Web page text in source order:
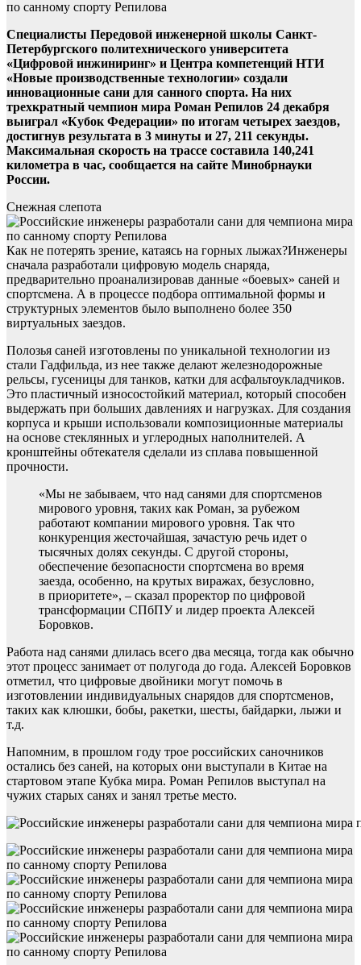
Специалисты Передовой инженерной школы Санкт-
Петербургского политехнического университета
«Цифровой инжиниринг» и Центра компетенций НТИ
«Новые производственные технологии» создали
инновационные сани для санного спорта. На них
трехкратный чемпион мира Роман Репилов 24 декабря
выиграл «Кубок Федерации» по итогам четырех заездов,
достигнув результата в 3 минуты и 27, 211 секунды.
Максимальная скорость на трассе составила 140,241
километра в час, сообщается на сайте Минобрнауки
России.
Снежная слепота
Как не потерять зрение, катаясь на горных лыжах?Инженеры
сначала разработали цифровую модель снаряда,
предварительно проанализировав данные «боевых» саней и
спортсмена. А в процессе подбора оптимальной формы и
структурных элементов было выполнено более 350
виртуальных заездов.
Полозья саней изготовлены по уникальной технологии из
стали Гадфильда, из нее также делают железнодорожные
рельсы, гусеницы для танков, катки для асфальтоукладчиков.
Это пластичный износостойкий материал, который способен
выдержать при больших давлениях и нагрузках. Для создания
корпуса и крыши использовали композиционные материалы
на основе стеклянных и углеродных наполнителей. А
кронштейны обтекателя сделали из сплава повышенной
прочности.
«Мы не забываем, что над санями для спортсменов
мирового уровня, таких как Роман, за рубежом
работают компании мирового уровня. Так что
конкуренция жесточайшая, зачастую речь идет о
тысячных долях секунды. С другой стороны,
обеспечение безопасности спортсмена во время
заезда, особенно, на крутых виражах, безусловно,
в приоритете», – сказал проректор по цифровой
трансформации СПбПУ и лидер проекта Алексей
Боровков.
Работа над санями длилась всего два месяца, тогда как обычно
этот процесс занимает от полугода до года. Алексей Боровков
отметил, что цифровые двойники могут помочь в
изготовлении индивидуальных снарядов для спортсменов,
таких как клюшки, бобы, ракетки, шесты, байдарки, лыжи и
т.д.
Напомним, в прошлом году трое российских саночников
остались без саней, на которых они выступали в Китае на
стартовом этапе Кубка мира. Роман Репилов выступал на
чужих старых санях и занял третье место.